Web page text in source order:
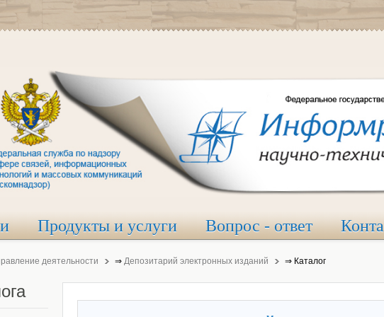
Продукты и услуги Вопрос - ответ
деятельности ⇒ Депозитарий электронных изданий ⇒ Каталог